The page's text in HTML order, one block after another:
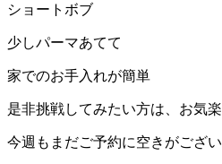
ショートボブ
少しパーマあてて
家でのお手入れが簡単
是非挑戦してみたい方は、お気
今週もまだご予約に空きがござ